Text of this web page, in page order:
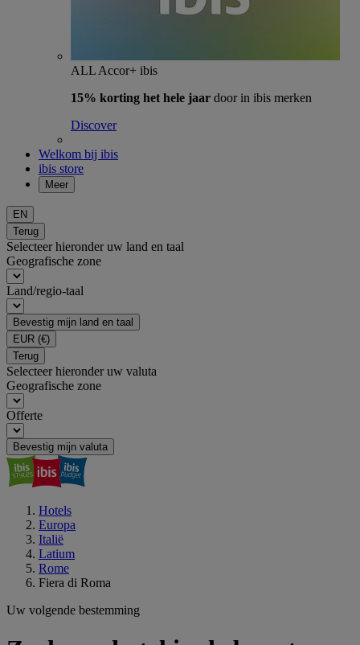
ALL Accor+ ibis
15% korting het hele jaar door in ibis merken
Discover
Welkom bij ibis
ibis store
Meer
EN
Terug
Selecteer hieronder uw land en taal
Geografische zone
Land/regio-taal
Bevestig mijn land en taal
EUR (€)
Terug
Selecteer hieronder uw valuta
Geografische zone
Offerte
Bevestig mijn valuta
Hotels
Europa
Italië
Latium
Rome
Fiera di Roma
Uw volgende bestemming